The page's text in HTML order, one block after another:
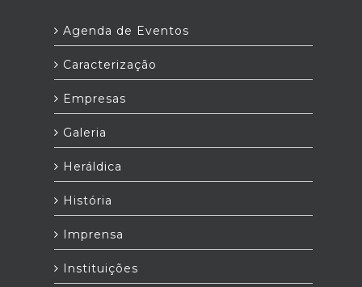
Agenda de Eventos
Caracterização
Empresas
Galeria
Heráldica
História
Imprensa
Instituições